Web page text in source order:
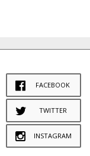
FACEBOOK
TWITTER
INSTAGRAM